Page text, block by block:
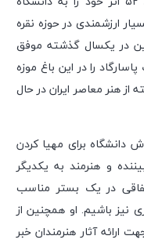
ارزشمندی در حوزه نقره
در یکسال گذشته موفق
را در این باغ موزه
که حدود ۵۰۰ اثر برجسته از هنر معاصر ایران در حال
دانشگاه برای مهیا کردن
و هنرمند به یکدیگر
در یک بستر مناسب
نیز باشیم. او همچنین از
ارائه آثار هنرمندان خبر